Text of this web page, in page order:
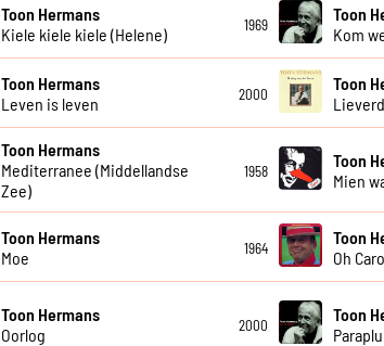
Toon Hermans
Kiele kiele kiele (Helene)
1969
Toon
Kom
Toon Hermans
Leven is leven
2000
Toon
Lieverd
Toon Hermans
Mediterranee (Middellandse
Zee)
1958
Toon
Mien
Toon Hermans
Moe
1964
Toon
Oh
Toon Hermans
Oorlog
2000
Toon